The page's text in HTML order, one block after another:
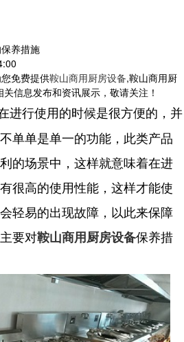
养措施
免费提供鞍山商用厨房设备,鞍山商用厨
信息发布和资讯展示，敬请关注！
进行使用的时候是很方便的，并
单单是单一的功能，此类产品
的场景中，这样就意味着在进
很高的使用性能，这样才能使
轻易的出现故障，以此来保障
要对鞍山商用厨房设备保养措